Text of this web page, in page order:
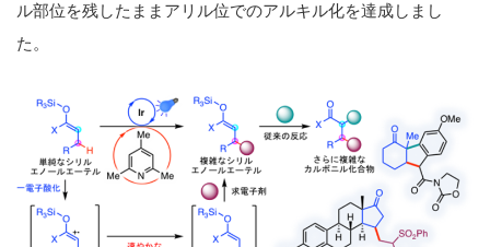
ル部位を残したままアリル位でのアルキル化を達成しまし
た。